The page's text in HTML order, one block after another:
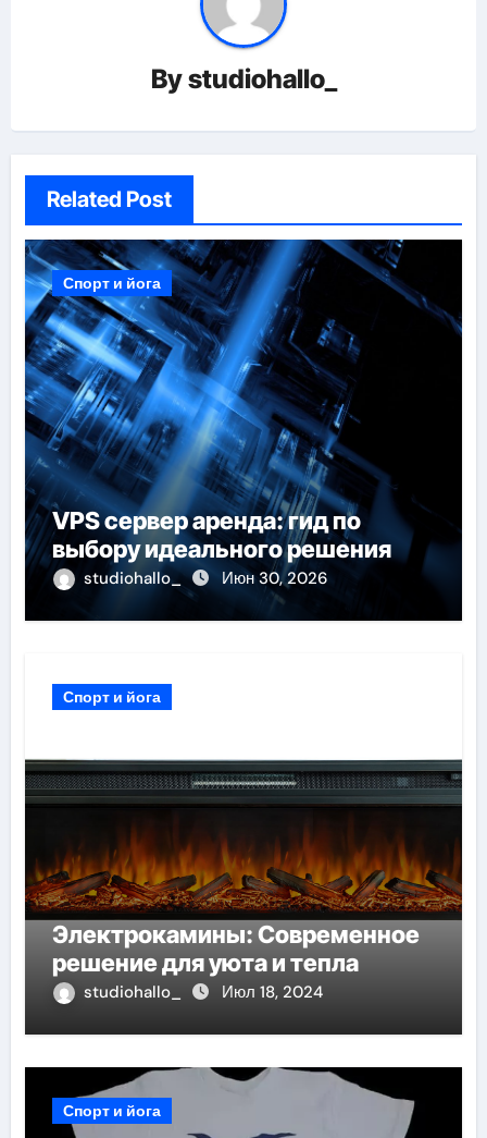
Bystudiohallo_
Related Post
Спорт и йога
VPS сервер аренда: гид по
выбору идеального решения
studiohallo_ Июн 30, 2026
Спорт и йога
Электрокамины: Современное
решение для уюта и тепла
studiohallo_ Июл 18, 2024
Спорт и йога